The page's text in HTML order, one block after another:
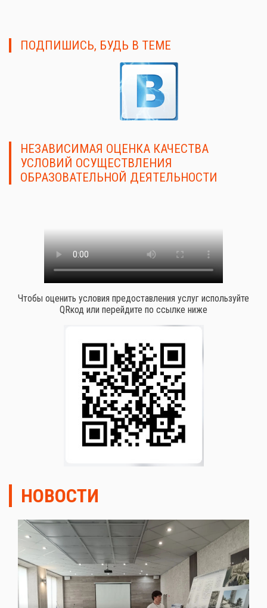
ПОДПИШИСЬ, БУДЬ В ТЕМЕ
НЕЗАВИСИМАЯ ОЦЕНКА КАЧЕСТВА
УСЛОВИЙ ОСУЩЕСТВЛЕНИЯ
ОБРАЗОВАТЕЛЬНОЙ ДЕЯТЕЛЬНОСТИ
Чтобы оценить условия предоставления услуг используйте
QRкод или перейдите по ссылке ниже
НОВОСТИ